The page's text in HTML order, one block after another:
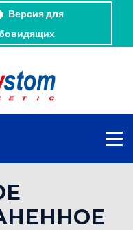
Версия для